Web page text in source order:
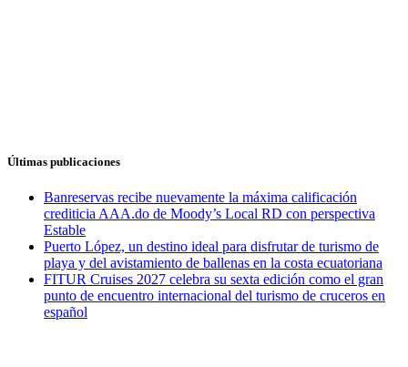
Últimas publicaciones
Banreservas recibe nuevamente la máxima calificación
crediticia AAA.do de Moody’s Local RD con perspectiva
Estable
Puerto López, un destino ideal para disfrutar de turismo de
playa y del avistamiento de ballenas en la costa ecuatoriana
FITUR Cruises 2027 celebra su sexta edición como el gran
punto de encuentro internacional del turismo de cruceros en
español